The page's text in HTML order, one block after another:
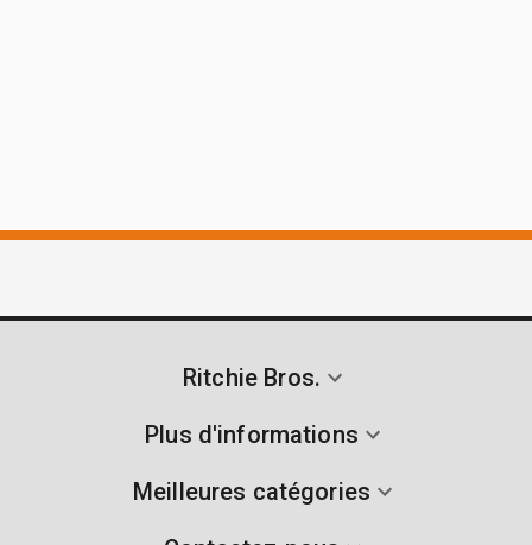
Ritchie Bros.
Plus d'informations
Meilleures catégories